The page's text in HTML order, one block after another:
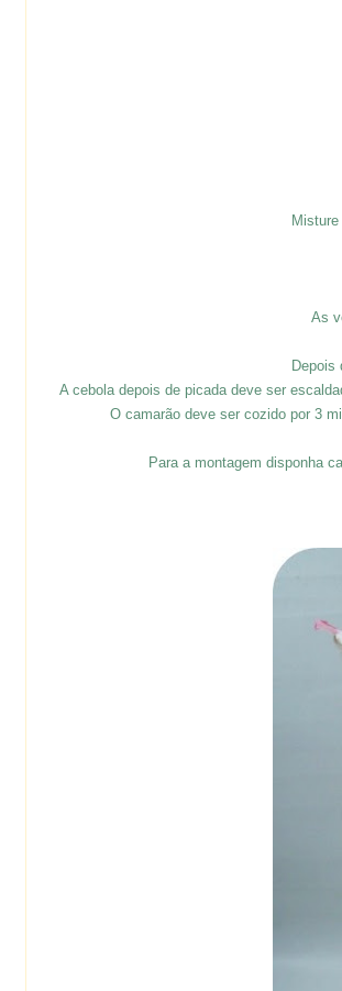
As
Depois
A cebola depois de picada deve ser
O camarão deve ser cozido por 3
Para a montagem disponha